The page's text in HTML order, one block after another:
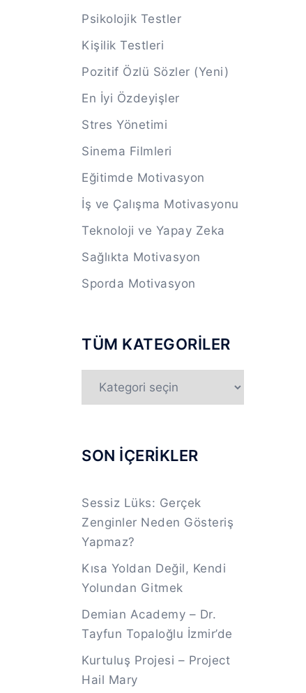
Psikolojik Testler
Kişilik Testleri
Pozitif Özlü Sözler (Yeni)
En İyi Özdeyişler
Stres Yönetimi
Sinema Filmleri
Eğitimde Motivasyon
İş ve Çalışma Motivasyonu
Teknoloji ve Yapay Zeka
Sağlıkta Motivasyon
Sporda Motivasyon
TÜM KATEGORİLER
KATEGORİLER
SON İÇERİKLER
Sessiz Lüks: Gerçek
Zenginler Neden Gösteriş
Yapmaz?
Kısa Yoldan Değil, Kendi
Yolundan Gitmek
Demian Academy – Dr.
Tayfun Topaloğlu İzmir’de
Kurtuluş Projesi – Project
Hail Mary